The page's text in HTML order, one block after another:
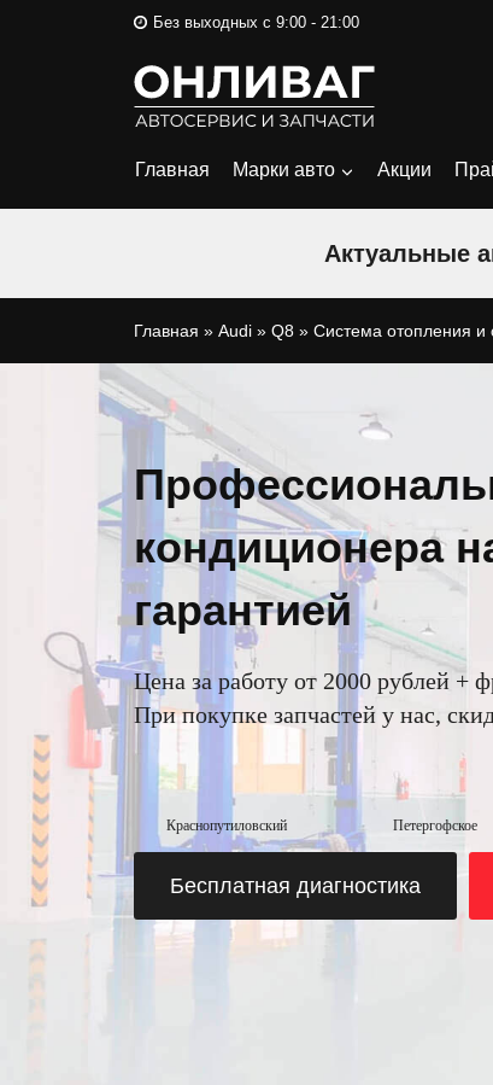
Без выходных с 9:00 - 21:00
Главная Марки авто Акции
Актуальные
Главная » Audi » Q8 » Система отопления и
кондиционера
гарантией
Цена за работу от 2000 рублей +
При покупке запчастей у нас,
Краснопутиловский Петергофское
Бесплатная диагностика